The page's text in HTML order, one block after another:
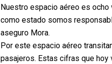
Nuestro espacio aéreo es
como estado somos
aseguro Mora.
Por este espacio aéreo
pasajeros. Estas cifras que hoy